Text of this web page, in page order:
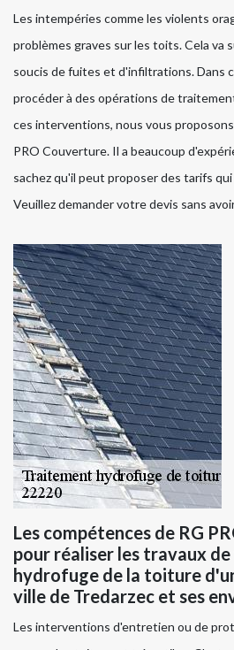
Les intempéries comme les violents
problèmes graves sur les toits. Cela va
soucis de fuites et d'infiltrations. Dans
procéder à des opérations de
ces interventions, nous vous
PRO Couverture. Il a beaucoup
sachez qu'il peut proposer des tarifs
Veuillez demander votre devis sans
Les compétences de RG
pour réaliser les travaux
hydrofuge de la toiture
ville de Tredarzec et ses
Les interventions d'entretien ou de